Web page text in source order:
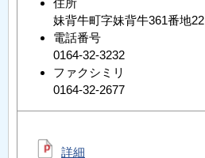
住所
妹背牛町字妹背牛361番地22
電話番号
0164-32-3232
ファクシミリ
0164-32-2677
詳細